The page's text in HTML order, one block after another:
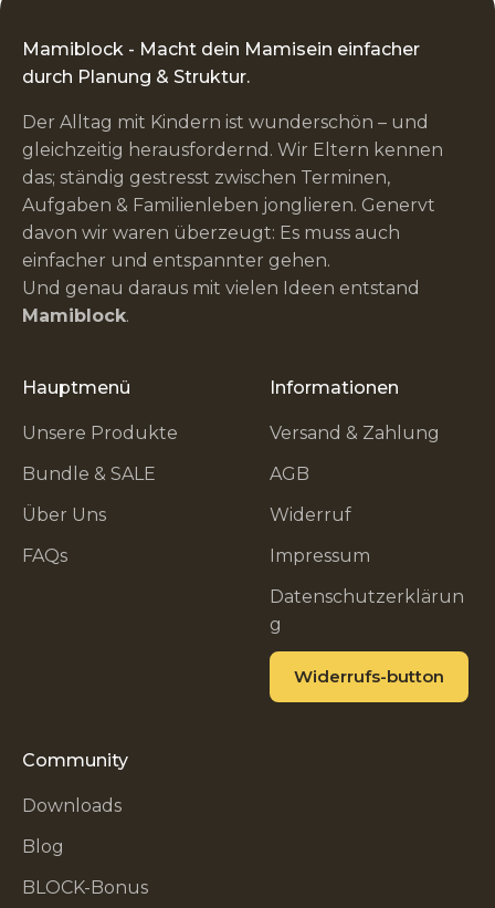
Mamiblock - Macht dein Mamisein einfacher
durch Planung & Struktur.
Der Alltag mit Kindern ist wunderschön – und
gleichzeitig herausfordernd. Wir Eltern kennen
das; ständig gestresst zwischen Terminen,
Aufgaben & Familienleben jonglieren. Genervt
davon wir waren überzeugt: Es muss auch
einfacher und entspannter gehen.
Und genau daraus mit vielen Ideen entstand
Mamiblock.
Hauptmenü
Unsere Produkte
Bundle & SALE
Über Uns
FAQs
Informationen
Versand & Zahlung
AGB
Widerruf
Impressum
Datenschutzerklärun
g
Widerrufs-button
Community
Downloads
Blog
BLOCK-Bonus